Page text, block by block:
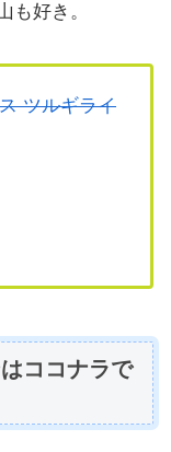
も好き。
ツルギライ
ココナラで